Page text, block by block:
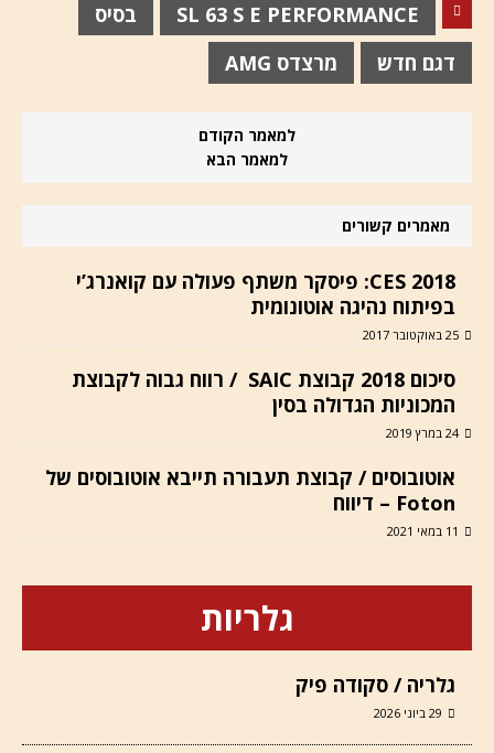
SL 63 S E PERFORMANCE
בסיס
דגם חדש
מרצדס AMG
למאמר הקודם
למאמר הבא
מאמרים קשורים
CES 2018: פיסקר משתף פעולה עם קואנרג’י
בפיתוח נהיגה אוטונומית
25 באוקטובר 2017
סיכום 2018 קבוצת SAIC / רווח גבוה לקבוצת
המכוניות הגדולה בסין
24 במרץ 2019
אוטובוסים / קבוצת תעבורה תייבא אוטובוסים של
Foton – דיווח
11 במאי 2021
גלריות
גלריה / סקודה פיק
29 ביוני 2026